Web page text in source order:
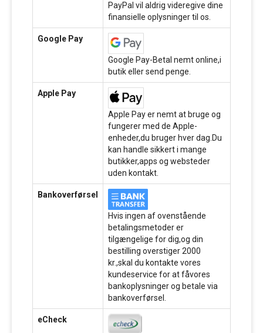
PayPal vil aldrig videregive dine
finansielle oplysninger til os.
Google Pay
Google Pay-Betal nemt online,i
butik eller send penge.
Apple Pay
Apple Pay er nemt at bruge og
fungerer med de Apple-
enheder,du bruger hver dag.Du
kan handle sikkert i mange
butikker,apps og websteder
uden kontakt.
Bankoverførsel
Hvis ingen af ovenstående
betalingsmetoder er
tilgængelige for dig,og din
bestilling overstiger 2000
kr.,skal du kontakte vores
kundeservice for at fåvores
bankoplysninger og betale via
bankoverførsel.
eCheck